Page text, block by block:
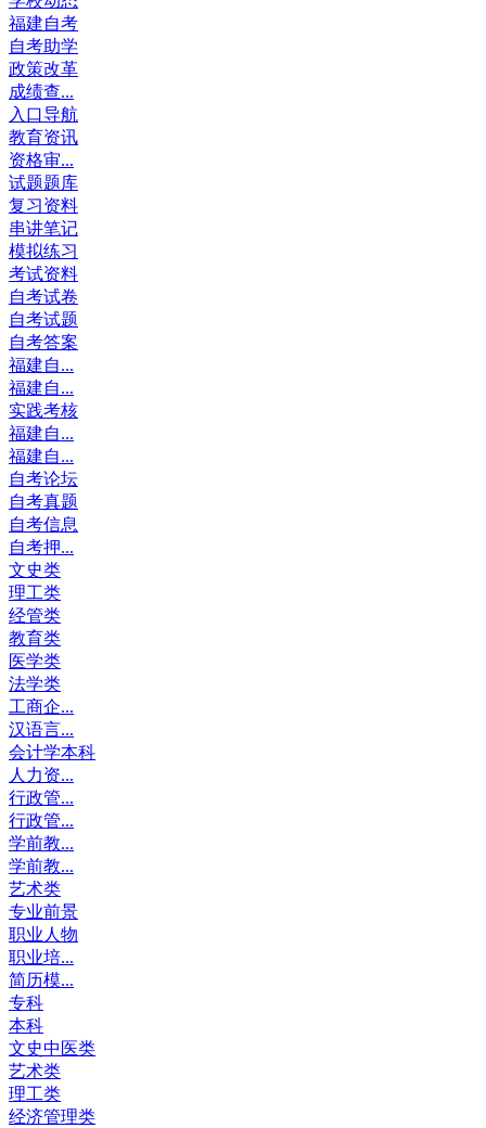
福建自考
自考助学
政策改革
成绩查...
入口导航
教育资讯
资格审...
试题题库
复习资料
串讲笔记
模拟练习
考试资料
自考试卷
自考试题
自考答案
福建自...
福建自...
实践考核
福建自...
福建自...
自考论坛
自考真题
自考信息
自考押...
文史类
理工类
经管类
教育类
医学类
法学类
工商企...
汉语言...
会计学本科
人力资...
行政管...
行政管...
学前教...
学前教...
艺术类
专业前景
职业人物
职业培...
简历模...
专科
本科
文史中医类
艺术类
理工类
经济管理类